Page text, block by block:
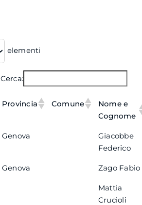
elementi
Cerca:
Provincia Comune
Nome e
Cognome
Genova
Giacobbe
Federico
Genova Zago Fabio
Mattia
Crucioli